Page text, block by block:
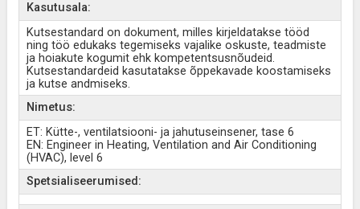
Kasutusala:
Kutsestandard on dokument, milles kirjeldatakse tööd
ning töö edukaks tegemiseks vajalike oskuste, teadmiste
ja hoiakute kogumit ehk kompetentsusnõudeid.
Kutsestandardeid kasutatakse õppekavade koostamiseks
ja kutse andmiseks.
Nimetus:
ET: Kütte-, ventilatsiooni- ja jahutuseinsener, tase 6
EN: Engineer in Heating, Ventilation and Air Conditioning
(HVAC), level 6
Spetsialiseerumised: